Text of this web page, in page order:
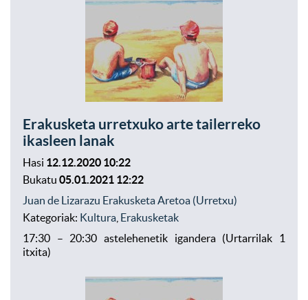
Erakusketa urretxuko arte tailerreko
ikasleen lanak
Hasi 12.12.2020 10:22
Bukatu 05.01.2021 12:22
Juan de Lizarazu Erakusketa Aretoa (Urretxu)
Kategoriak: Kultura Erakusketak
17:30 – 20:30 astelehenetik igandera (Urtarrilak 1
itxita)